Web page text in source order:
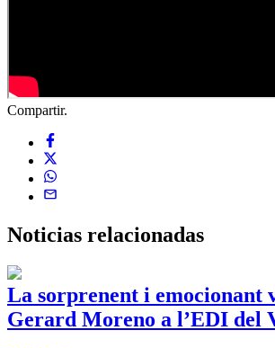
Compartir.
Noticias relacionadas
La sorprenent i emocionant
Gerard Moreno a l’EDI del